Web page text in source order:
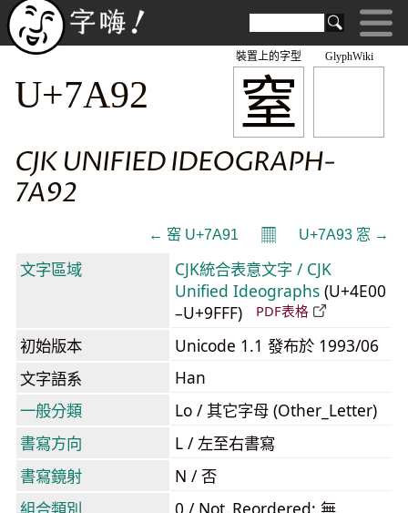
GlyphWiki
窒
裝置上的字型
U+7A92
CJK UNIFIED IDEOGRAPH-
7A92
← 窑 U+7A91 𝄜 U+7A93 窓 →
文字區域
CJK統合表意文字 / CJK
Unified Ideographs (U+4E00
–U+9FFF)
PDF表格
初始版本
Unicode 1.1 發布於 1993/06
文字語系
Han
一般分類
Lo / 其它字母 (Other_Letter)
書寫方向
L / 左至右書寫
書寫鏡射
N / 否
組合類別
0 / Not_Reordered; 無